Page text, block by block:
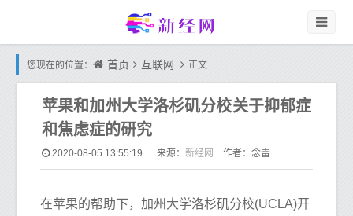
您现在的位置： 首页 互联网 正文
苹果和加州大学洛杉矶分校关于抑郁症
和焦虑症的研究
2020-08-05 13:55:19 来源： 新经网 作者：念雷
在苹果的帮助下，加州大学洛杉矶分校(UCLA)开